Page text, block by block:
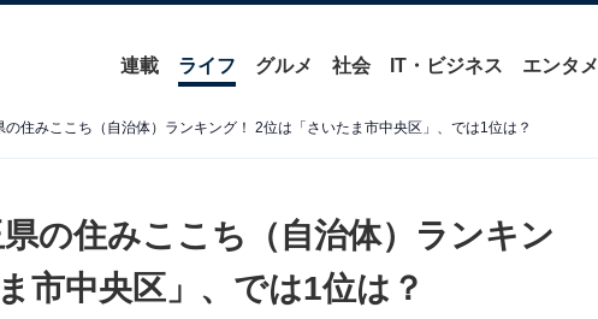
連載 ライフ グルメ 社会 IT・ビジネス エンタメ
の住みここち（自治体）ランキング！ 2位は「さいたま市中央区」、では1位は？
県の住みここち（自治体）ランキン
市中央区」、では1位は？